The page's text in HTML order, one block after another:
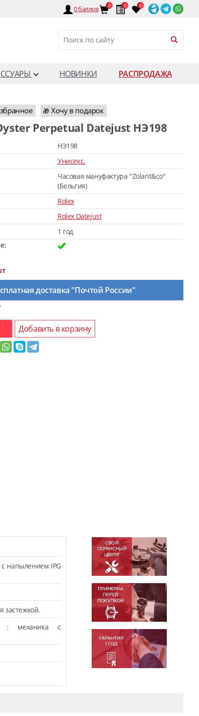
0баллов 0 0 0
НОВИНКИ
РАСПРОДАЖА
🎁 Хочу в подарок
Perpetual Datejust HЭ198
HЭ198
Унисекс.
Часовая мануфактура "Zolant&co"
(Бельгия)
Rolex
Rolex Datejust
1 год
доставка "Почтой России"
Добавить в корзину
с напылением IPG
застежкой.
: механика с